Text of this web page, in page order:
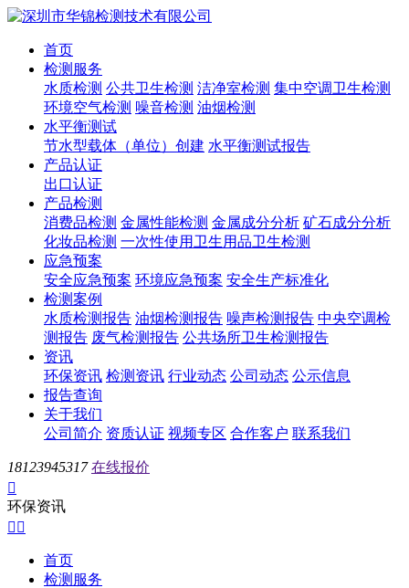
首页
检测服务
水质检测 公共卫生检测 洁净室检测 集中空调卫生检测
环境空气检测 噪音检测 油烟检测
水平衡测试
节水型载体（单位）创建 水平衡测试报告
产品认证
出口认证
产品检测
消费品检测 金属性能检测 金属成分分析 矿石成分分析
化妆品检测 一次性使用卫生用品卫生检测
应急预案
安全应急预案 环境应急预案 安全生产标准化
检测案例
水质检测报告 油烟检测报告 噪声检测报告 中央空调检
测报告 废气检测报告 公共场所卫生检测报告
资讯
环保资讯 检测资讯 行业动态 公司动态 公示信息
报告查询
关于我们
公司简介 资质认证 视频专区 合作客户 联系我们
18123945317 在线报价

环保资讯
 
首页
检测服务